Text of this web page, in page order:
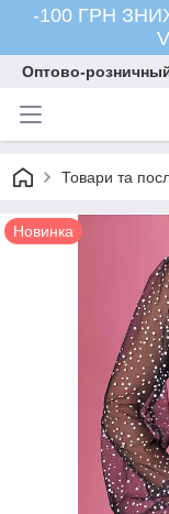
-100 ГРН
Оптово-
Товари та
Новинка